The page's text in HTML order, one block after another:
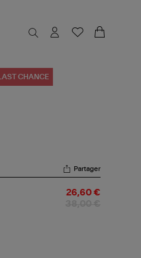
LAST CHANCE
Partager
26,60 €